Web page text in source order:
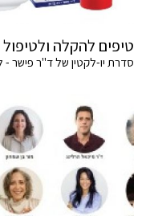
טיפים להקלה
סדרת יו-לקטין של ד"ר פישר -